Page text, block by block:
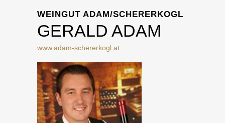
WEINGUT ADAM/SCHERERKOGL
GERALD ADAM
www.adam-schererkogl.at